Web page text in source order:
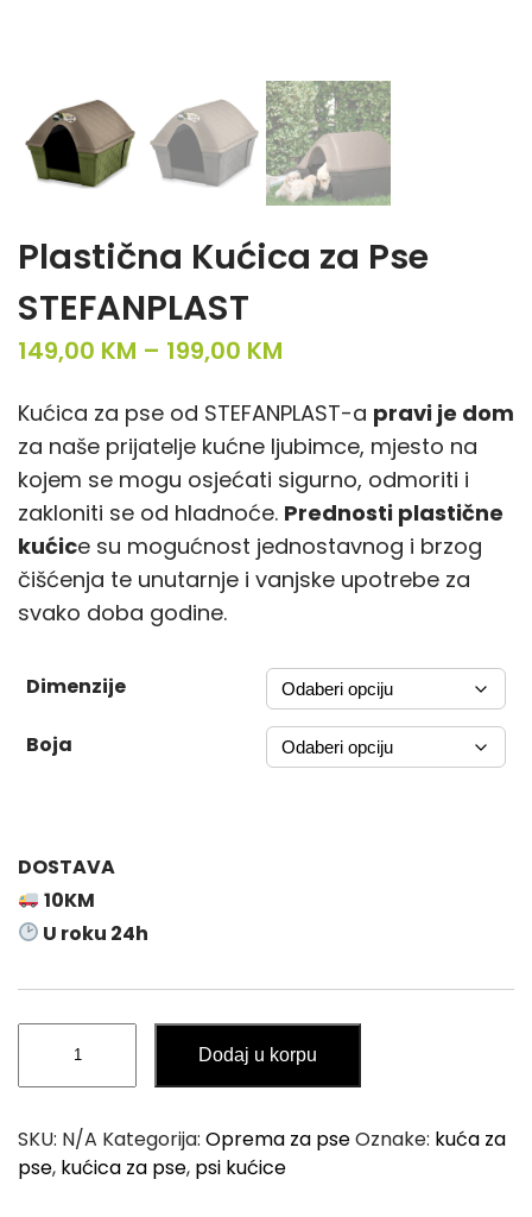
Plastična Kućica za Pse
STEFANPLAST
149,00 KM – 199,00 KM
i
c
e
r
a
n
:
1
4
M
h
r
u
g
Kućica za pse od STEFANPLAST-a pravi je dom
za naše prijatelje kućne ljubimce, mjesto na
kojem se mogu osjećati sigurno, odmoriti i
zakloniti se od hladnoće. Prednosti plastične
kućice su mogućnost jednostavnog i brzog
čišćenja te unutarnje i vanjske upotrebe za
svako doba godine.
Dimenzije
Boja
DOSTAVA
10KM
U roku 24h
Kućica
za
STEFANPLAST
količina
Dodaj u korpu
SKU: N/A Kategorija: Oprema za pseOznake: kuća za
pse, kućica za pse, psi kućice